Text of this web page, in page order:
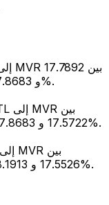
و 17.8683. كان المتوسط 17.8341 مع تقلبات 0.23%.
17.5722 و 17.8683. كان المتوسط 17.6984 مع تقلبات 0.24%.
17.5526 و 18.1913. كان المتوسط 17.7992 مع تقلبات 0.25%.